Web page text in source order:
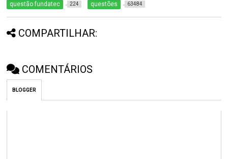
questão fundatec 224 questões 63484
COMPARTILHAR:
COMENTÁRIOS
BLOGGER